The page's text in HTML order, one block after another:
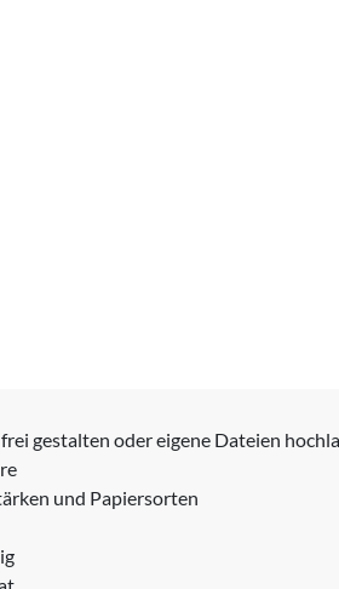
gestalten oder eigene Dateien
und Papiersorten